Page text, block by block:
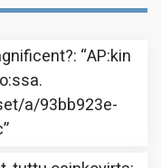
: “AP:kin
a/93bb923e-
”